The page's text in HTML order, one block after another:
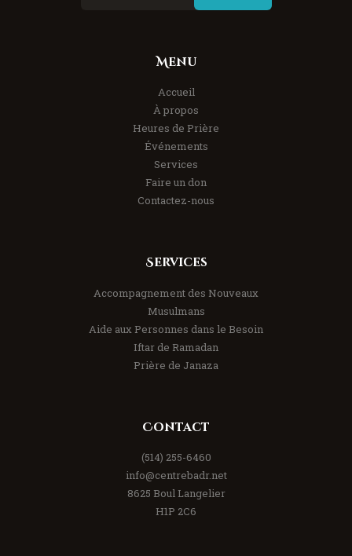
Menu
Accueil
À propos
Heures de Prière
Événements
Services
Faire un don
Contactez-nous
Services
Accompagnement des Nouveaux
Musulmans
Aide aux Personnes dans le Besoin
Iftar de Ramadan
Prière de Janaza
Contact
(514) 255-6460
info@centrebadr.net
8625 Boul Langelier
H1P 2C6